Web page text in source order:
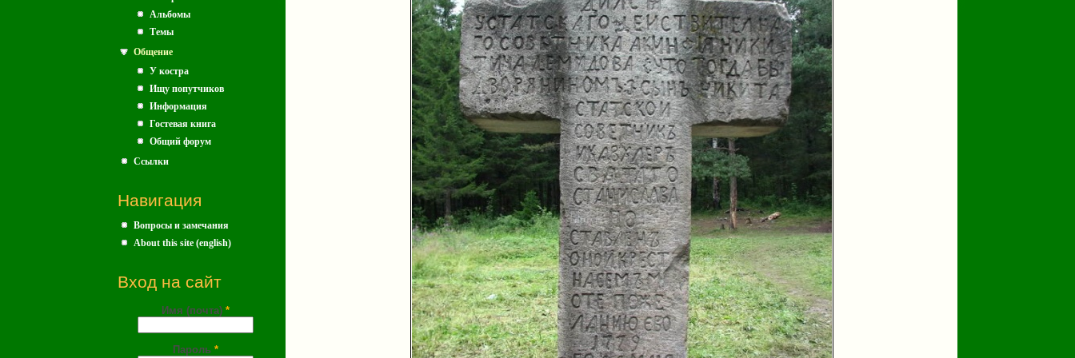
Альбомы
Темы
Общение
У костра
Ищу попутчиков
Информация
Гостевая книга
Общий форум
Ссылки
Навигация
Вопросы и замечания
About this site (english)
Вход на сайт
Имя (почта) *
Пароль *